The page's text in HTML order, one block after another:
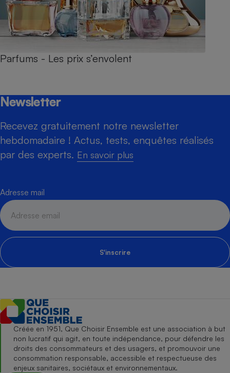
Parfums - Les prix s’envolent
Newsletter
Recevez gratuitement notre newsletter
hebdomadaire ! Actus, tests, enquêtes réalisés
par des experts. En savoir plus
Adresse mail
S'inscrire
Créée en 1951, Que Choisir Ensemble est une association à but
non lucratif qui agit, en toute indépendance, pour défendre les
droits des consommateurs et des usagers, et promouvoir une
consommation responsable, accessible et respectueuse des
enjeux sanitaires, sociétaux et environnementaux.